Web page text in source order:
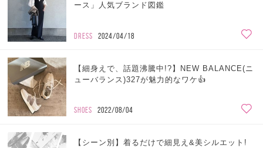
ース」人気ブランド図鑑
DRESS 2024/04/18
【細身えで、話題沸騰中!?】NEW BALANCE(ニ
ューバランス)327が魅力的なワケ👍
SHOES 2022/08/04
【シーン別】着るだけで細見え&美シルエット!